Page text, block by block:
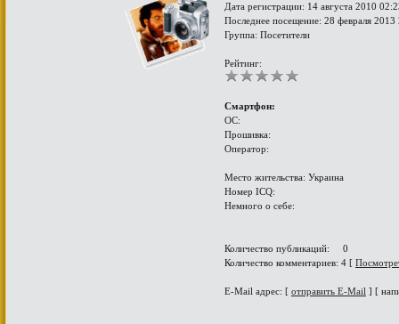
Дата регистрации: 14 августа 2010
Последнее посещение: 28 февраля 2013
Группа: Посетители
Рейтинг:
Смартфон:
ОС:
Прошивка:
Оператор:
Место жительства: Украина
Номер ICQ:
Немного о себе:
Количество публикаций: 0
Количество комментариев: 4 [
E-Mail адрес: [ отправить E-Mail ] [